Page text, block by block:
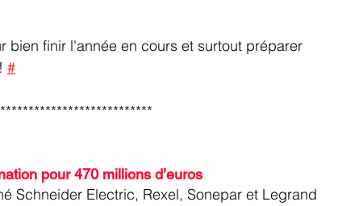
finir l'année en cours et surtout préparer
#
pour 470 millions d’euros
Schneider Electric, Rexel, Sonepar et Legrand